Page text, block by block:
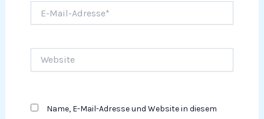
Mail-
Name, E-Mail-Adresse und Website in diesem